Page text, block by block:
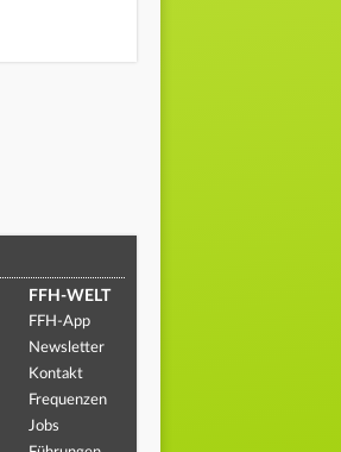
FFH-WELT
FFH-App
Newsletter
Kontakt
Frequenzen
Jobs